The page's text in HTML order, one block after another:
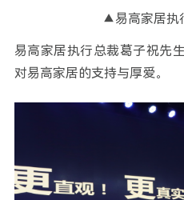
▲易高家居执
易高家居执行总裁葛子祝先
对易高家居的支持与厚爱。